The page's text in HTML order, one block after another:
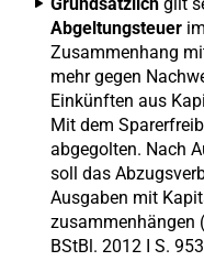
Abgeltungsteuer
Zusammenhang
mehr gegen
Einkünften aus
Mit dem
abgegolten. Nach
soll das
Ausgaben mit
zusammenhängen
BStBl. 2012 I S.